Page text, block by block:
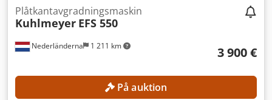
Nederländerna 1 211 km
Plåtkantavgradningsmaskin
Kuhlmeyer EFS 550
3 900 €
På auktion